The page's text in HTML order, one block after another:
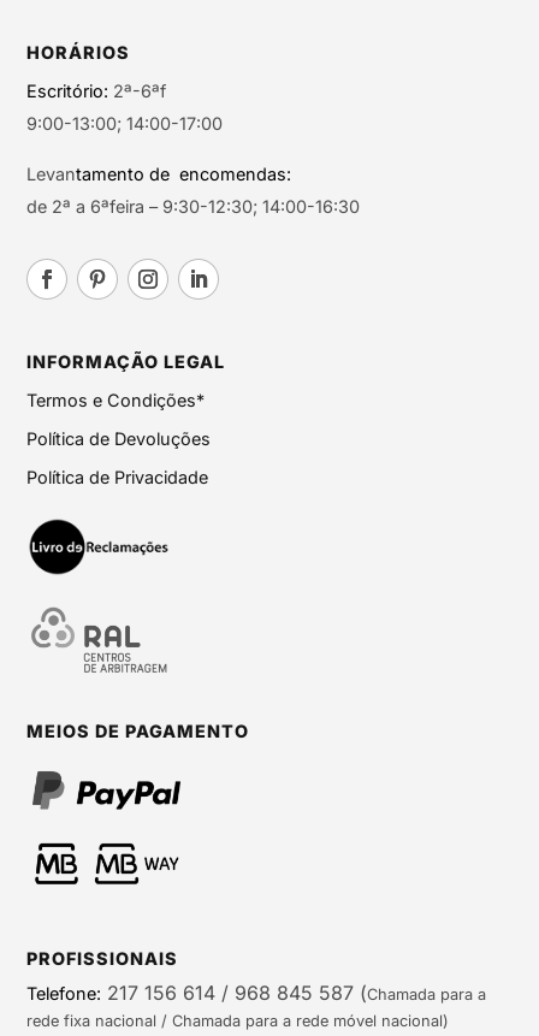
HORÁRIOS
Escritório: 2ª-6ªf
9:00-13:00; 14:00-17:00
Levantamento de encomendas:
de 2ª a 6ªfeira – 9:30-12:30; 14:00-16:30
INFORMAÇÃO LEGAL
Termos e Condições*
Política de Devoluções
Política de Privacidade
MEIOS DE PAGAMENTO
PROFISSIONAIS
Telefone: 217 156 614 / 968 845 587 (Chamada para a
rede fixa nacional / Chamada para a rede móvel nacional)